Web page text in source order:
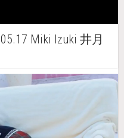
Miki Izuki 井月